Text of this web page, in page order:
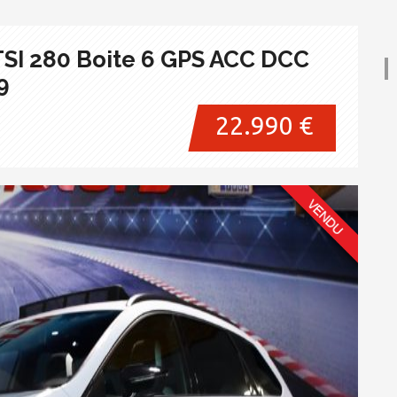
280 Boite 6 GPS ACC DCC
22.990 €